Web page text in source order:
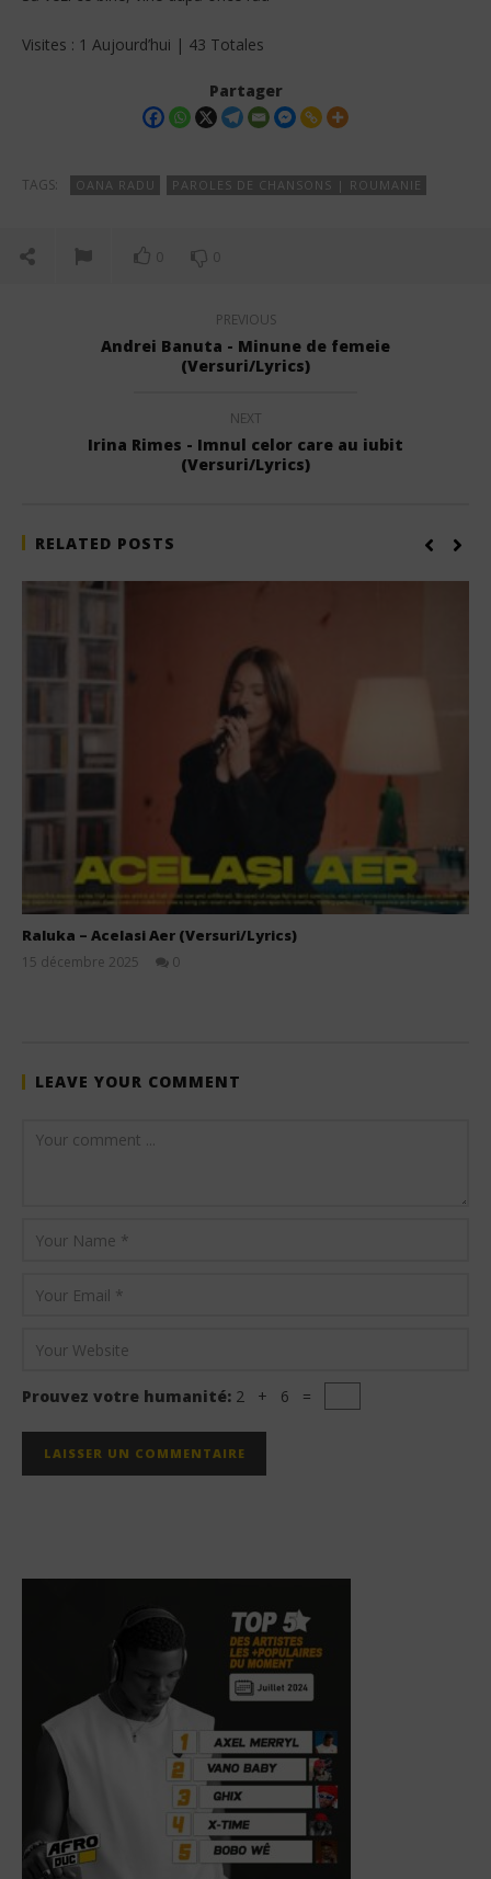
Visites : 1 Aujourd’hui | 43 Totales
Partager
TAGS: OANA RADU PAROLES DE CHANSONS | ROUMANIE
0 0
PREVIOUS
Andrei Banuta - Minune de femeie
(Versuri/Lyrics)
NEXT
Irina Rimes - Imnul celor care au iubit
(Versuri/Lyrics)
RELATED POSTS
Raluka – Acelasi Aer (Versuri/Lyrics)
15 décembre 2025
0
LEAVE YOUR COMMENT
Prouvez votre humanité: 2 + 6 =